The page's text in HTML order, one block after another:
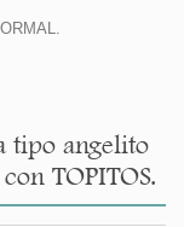
tipo angelito
TOPITOS.